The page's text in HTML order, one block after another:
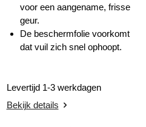
voor een aangename, frisse
geur.
De beschermfolie voorkomt
dat vuil zich snel ophoopt.
Levertijd 1-3 werkdagen
Bekijk details